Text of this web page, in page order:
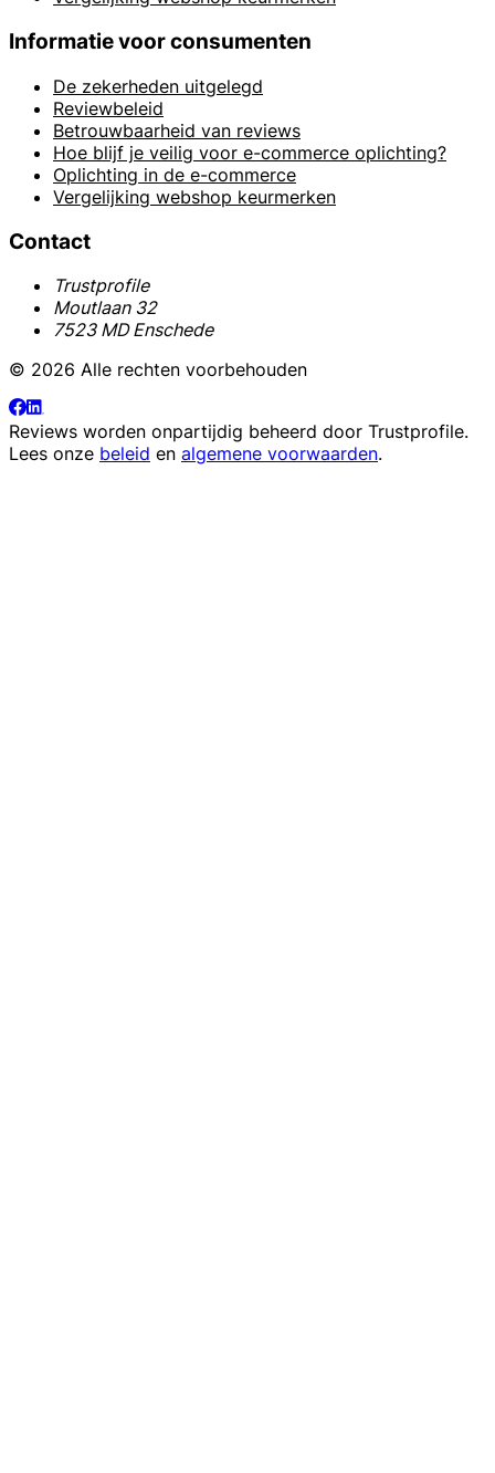
Informatie voor consumenten
De zekerheden uitgelegd
Reviewbeleid
Betrouwbaarheid van reviews
Hoe blijf je veilig voor e-commerce oplichting?
Oplichting in de e-commerce
Vergelijking webshop keurmerken
Contact
Trustprofile
Moutlaan 32
7523 MD Enschede
© 2026 Alle rechten voorbehouden
Reviews worden onpartijdig beheerd door Trustprofile.
Lees onze beleid en algemene voorwaarden.